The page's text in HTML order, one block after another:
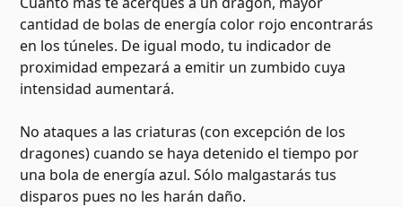
cantidad de bolas de energía color rojo encontrarás
en los túneles. De igual modo, tu indicador de
proximidad empezará a emitir un zumbido cuya
intensidad aumentará.
No ataques a las criaturas (con excepción de los
dragones) cuando se haya detenido el tiempo por
una bola de energía azul. Sólo malgastarás tus
disparos pues no les harán daño.